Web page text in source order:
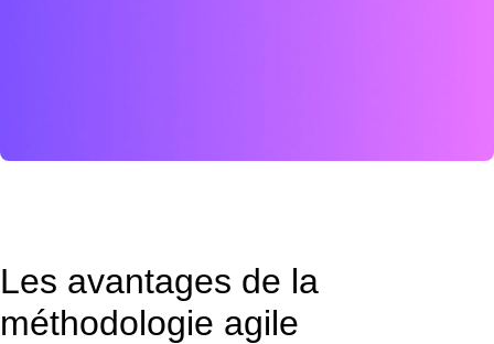
Les avantages de la
méthodologie agile